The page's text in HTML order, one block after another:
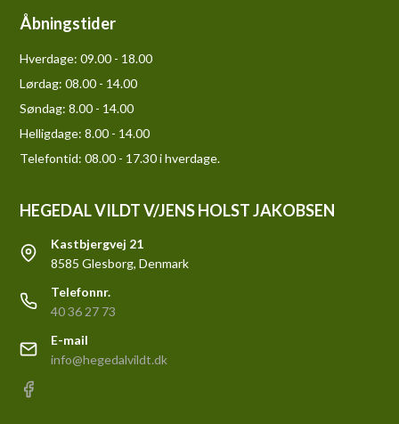
Åbningstider
Hverdage: 09.00 - 18.00
Lørdag: 08.00 - 14.00
Søndag: 8.00 - 14.00
Helligdage: 8.00 - 14.00
Telefontid: 08.00 - 17.30 i hverdage.
HEGEDAL VILDT V/JENS HOLST JAKOBSEN
Kastbjergvej 21
8585 Glesborg, Denmark
Telefonnr.
40 36 27 73
E-mail
info@hegedalvildt.dk